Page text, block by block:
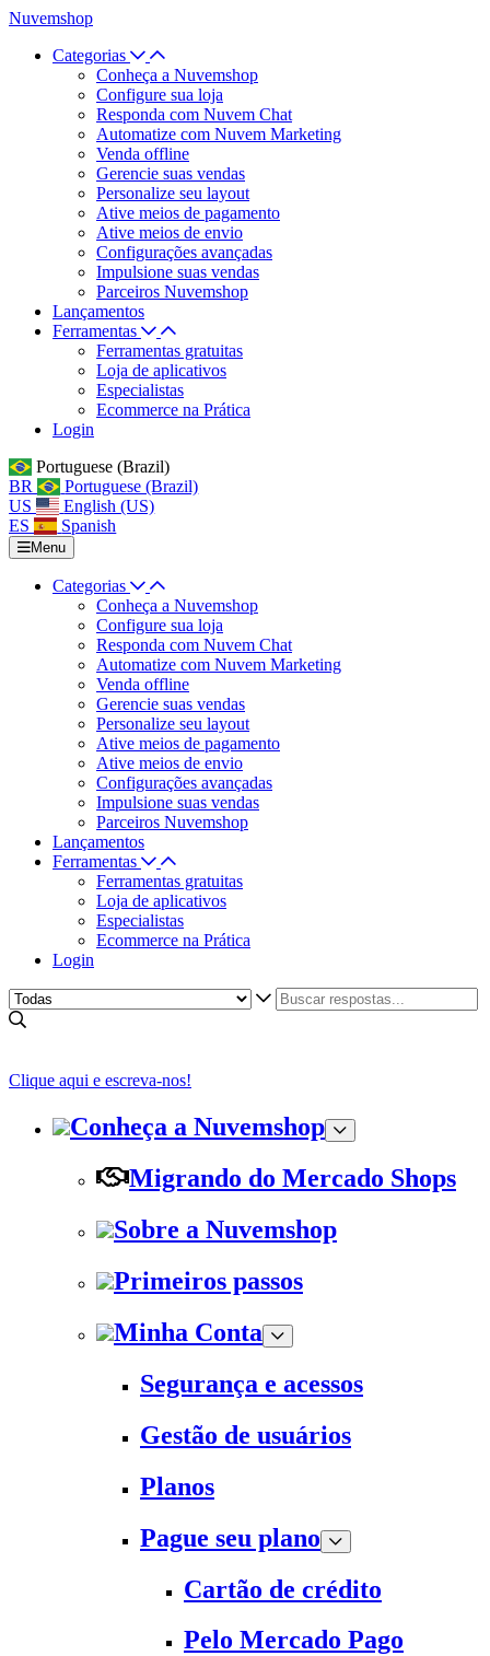
Nuvemshop
Categorias
Conheça a Nuvemshop
Configure sua loja
Responda com Nuvem Chat
Automatize com Nuvem Marketing
Venda offline
Gerencie suas vendas
Personalize seu layout
Ative meios de pagamento
Ative meios de envio
Configurações avançadas
Impulsione suas vendas
Parceiros Nuvemshop
Lançamentos
Ferramentas
Ferramentas gratuitas
Loja de aplicativos
Especialistas
Ecommerce na Prática
Login
Portuguese (Brazil)
BR
Portuguese (Brazil)
US
English (US)
ES
Spanish
Menu
Categorias
Conheça a Nuvemshop
Configure sua loja
Responda com Nuvem Chat
Automatize com Nuvem Marketing
Venda offline
Gerencie suas vendas
Personalize seu layout
Ative meios de pagamento
Ative meios de envio
Configurações avançadas
Impulsione suas vendas
Parceiros Nuvemshop
Lançamentos
Ferramentas
Ferramentas gratuitas
Loja de aplicativos
Especialistas
Ecommerce na Prática
Login
Clique aqui e escreva-nos!
Conheça a Nuvemshop
Migrando do Mercado Shops
Sobre a Nuvemshop
Primeiros passos
Minha Conta
Segurança e acessos
Gestão de usuários
Planos
Pague seu plano
Cartão de crédito
Pelo Mercado Pago